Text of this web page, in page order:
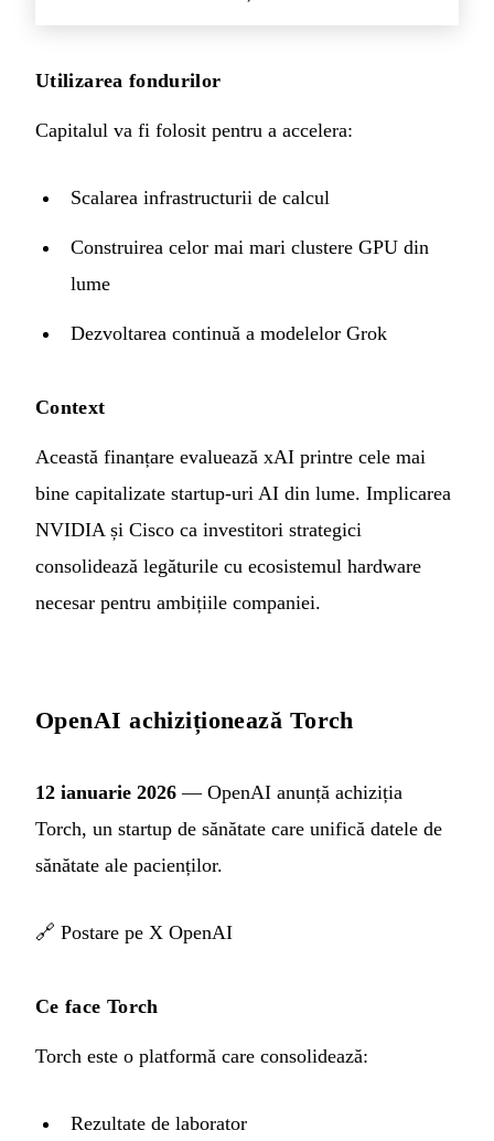
Utilizarea fondurilor
Capitalul va fi folosit pentru a accelera:
Scalarea infrastructurii de calcul
Construirea celor mai mari clustere GPU din
lume
Dezvoltarea continuă a modelelor Grok
Context
Această finanțare evaluează xAI printre cele mai
bine capitalizate startup-uri AI din lume. Implicarea
NVIDIA și Cisco ca investitori strategici
consolidează legăturile cu ecosistemul hardware
necesar pentru ambițiile companiei.
OpenAI achiziționează Torch
12 ianuarie 2026 — OpenAI anunță achiziția
Torch, un startup de sănătate care unifică datele de
sănătate ale pacienților.
🔗 Postare pe X OpenAI
Ce face Torch
Torch este o platformă care consolidează:
Rezultate de laborator